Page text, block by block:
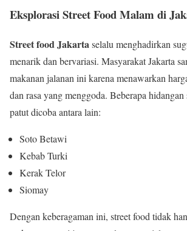
Eksplorasi Street Food Malam di
Street food Jakarta selalu menghadirkan
menarik dan bervariasi. Masyarakat Jakarta
makanan jalanan ini karena menawarkan
dan rasa yang menggoda. Beberapa
patut dicoba antara lain:
Soto Betawi
Kebab Turki
Kerak Telor
Siomay
Dengan keberagaman ini, street food tidak